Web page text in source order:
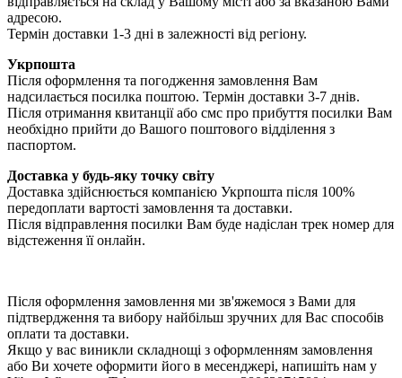
адресою.
Термін доставки 1-3 дні в залежності від регіону.
Укрпошта
Після оформлення та погодження замовлення Вам
надсилається посилка поштою. Термін доставки 3-7 днів.
Після отримання квитанції або смс про прибуття посилки Вам
необхідно прийти до Вашого поштового відділення з
паспортом.
Доставка у будь-яку точку світу
Доставка здійснюється компанією Укрпошта після 100%
передоплати вартості замовлення та доставки.
Після відправлення посилки Вам буде надіслан трек номер для
відстеження її онлайн.
Після оформлення замовлення ми зв'яжемося з Вами для
підтвердження та вибору найбільш зручних для Вас способів
оплати та доставки.
Якщо у вас виникли складнощі з оформленням замовлення
або Ви хочете оформити його в месенджері, напишіть нам у